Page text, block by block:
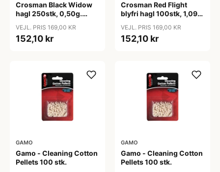
Crosman Black Widow
hagl 250stk, 0,50g.
VEJL. PRIS 169,00 KR
152,10 kr
Crosman Red Flight
blyfri hagl 100stk, 1,09g.
VEJL. PRIS 169,00 KR
152,10 kr
GAMO
Gamo - Cleaning Cotton
Pellets 100 stk.
GAMO
Gamo - Cleaning Cotton
Pellets 100 stk.